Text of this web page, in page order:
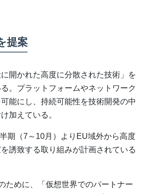
提案
開かれた高度に分散された技術」を
。プラットフォームやネットワーク
能にし、持続可能性を技術開発の中
加えている。
期（7～10月）よりEU域外から高度
誘致する取り組みが計画されている
ために、「仮想世界でのパートナー